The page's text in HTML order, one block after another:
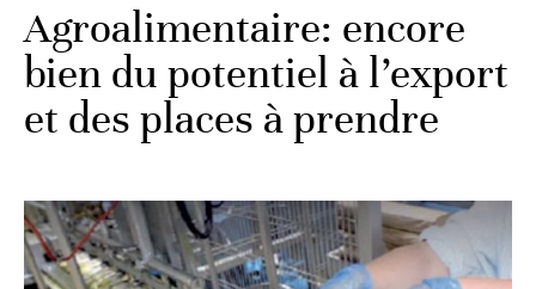
Agroalimentaire: encore
bien du potentiel à l’export
et des places à prendre